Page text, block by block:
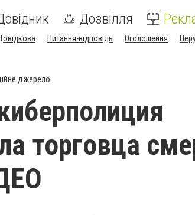
Дозвілля
Питання-відповідь Оголошення
джерело
торговца